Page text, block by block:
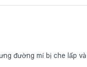
đường mí bị che lấp